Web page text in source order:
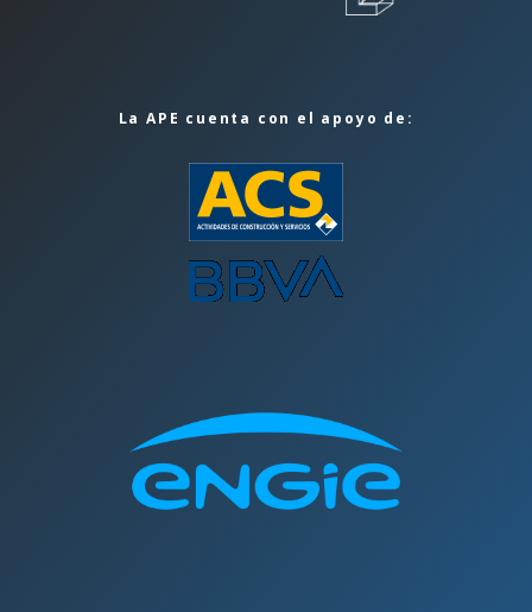
La APE cuenta con el apoyo de: